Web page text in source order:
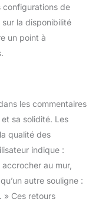
1.0 Item
configurations de
sur la disponibilité
un point à
les commentaires
sa solidité. Les
qualité des
indique :
au mur,
autre souligne :
» Ces retours